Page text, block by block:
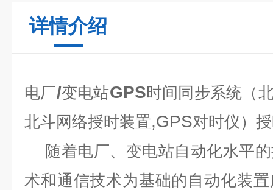
详情介绍
电厂/变电站GPS时间同步系统 （
北斗网络授时装置,GPS对时仪）
随着电厂、变电站自动化水平
术和通信技术为基础的自动化装